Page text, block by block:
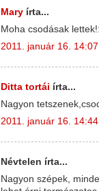
Mary írta...
Moha csodásak
2011. január 16. 14:07
Ditta tortái írta...
Nagyon
2011. január 16. 14:44
Névtelen írta...
Nagyon szépek,